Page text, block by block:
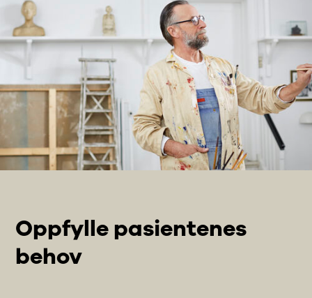
Oppfylle pasientenes
behov